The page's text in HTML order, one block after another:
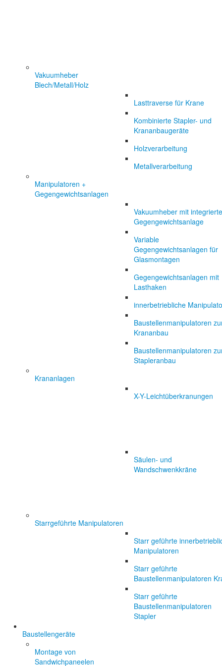
Vakuumheber
Blech/Metall/Holz
Lasttraverse für Krane
Kombinierte Stapler- und
Krananbaugeräte
Holzverarbeitung
Metallverarbeitung
Manipulatoren +
Gegengewichtsanlagen
Vakuumheber mit
Gegengewichtsanlage
Variable
Gegengewichtsanlagen für
Glasmontagen
Gegengewichtsanlagen mit
Lasthaken
innerbetriebliche
Baustellenmanipulatoren
Krananbau
Baustellenmanipulatoren
Stapleranbau
Krananlagen
X-Y-Leichtüberkranungen
Säulen- und
Wandschwenkkräne
Starrgeführte Manipulatoren
Starr geführte
Manipulatoren
Starr geführte
Baustellenmanipulatoren
Starr geführte
Baustellenmanipulatoren
Stapler
Baustellengeräte
Montage von
Sandwichpaneelen